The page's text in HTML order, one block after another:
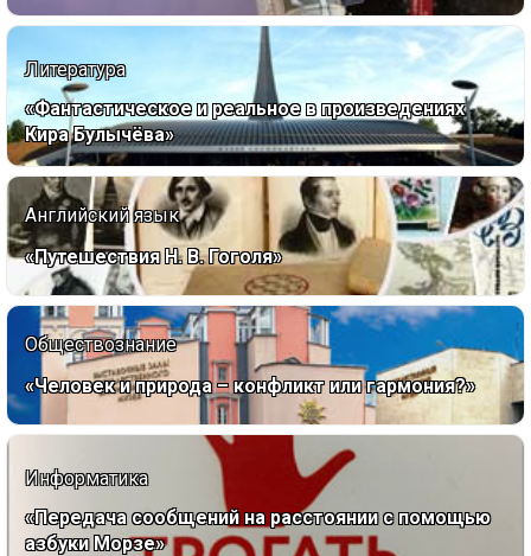
Литература
«Фантастическое и реальное в произведениях
Кира Булычёва»
Английский язык
«Путешествия Н. В. Гоголя»
Обществознание
«Человек и природа – конфликт или гармония?»
Информатика
«Передача сообщений на расстоянии с помощью
азбуки Морзе»